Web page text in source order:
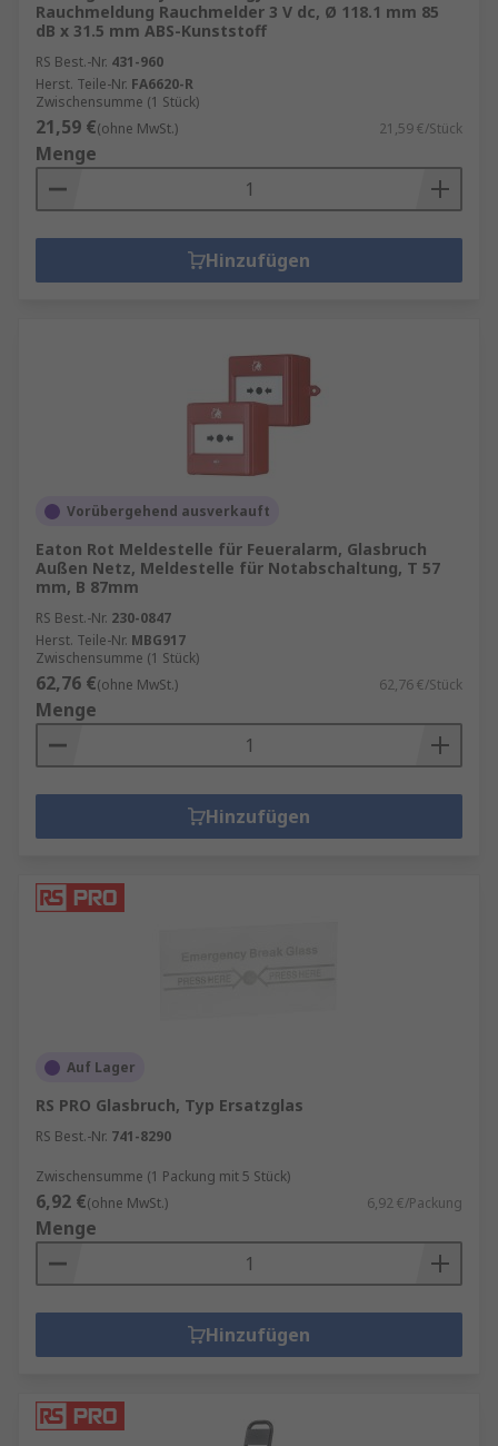
Rauchmeldung Rauchmelder 3 V dc, Ø 118.1 mm 85
dB x 31.5 mm ABS-Kunststoff
RS Best.-Nr. 431-960
Herst. Teile-Nr. FA6620-R
Zwischensumme (1 Stück)
21,59 €(ohne MwSt.) 21,59 €/Stück
Menge
Hinzufügen
Vorübergehend ausverkauft
Eaton Rot Meldestelle für Feueralarm, Glasbruch
Außen Netz, Meldestelle für Notabschaltung, T 57
mm, B 87mm
RS Best.-Nr. 230-0847
Herst. Teile-Nr. MBG917
Zwischensumme (1 Stück)
62,76 €(ohne MwSt.) 62,76 €/Stück
Menge
Hinzufügen
Auf Lager
RS PRO Glasbruch, Typ Ersatzglas
RS Best.-Nr. 741-8290
Zwischensumme (1 Packung mit 5 Stück)
6,92 €(ohne MwSt.) 6,92 €/Packung
Menge
Hinzufügen